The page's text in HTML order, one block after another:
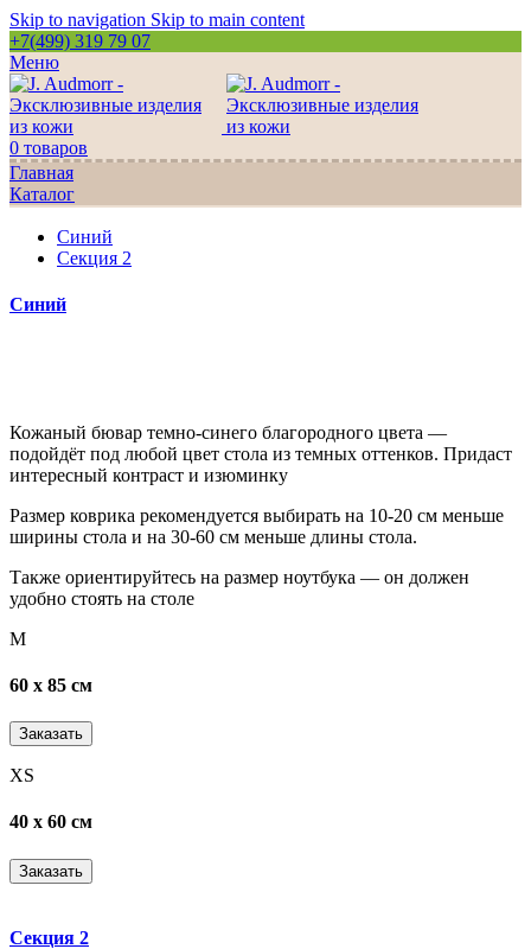
Skip to navigation Skip to main content
+7(499) 319 79 07
Меню
0 товаров
Главная
Каталог
Синий
Секция 2
Синий
Кожаный бювар темно-синего благородного цвета —
подойдёт под любой цвет стола из темных оттенков. Придаст
интересный контраст и изюминку
Размер коврика рекомендуется выбирать на 10-20 см меньше
ширины стола и на 30-60 см меньше длины стола.
Также ориентируйтесь на размер ноутбука — он должен
удобно стоять на столе
M
60 х 85 см
Заказать
XS
40 х 60 см
Заказать
Секция 2